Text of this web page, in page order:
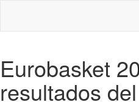
Eurobasket
resultados